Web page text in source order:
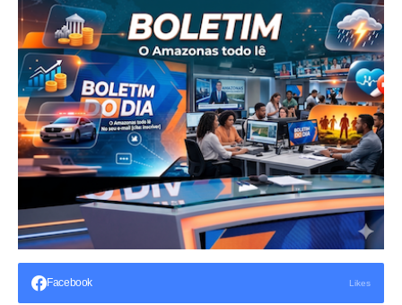
Facebook Likes